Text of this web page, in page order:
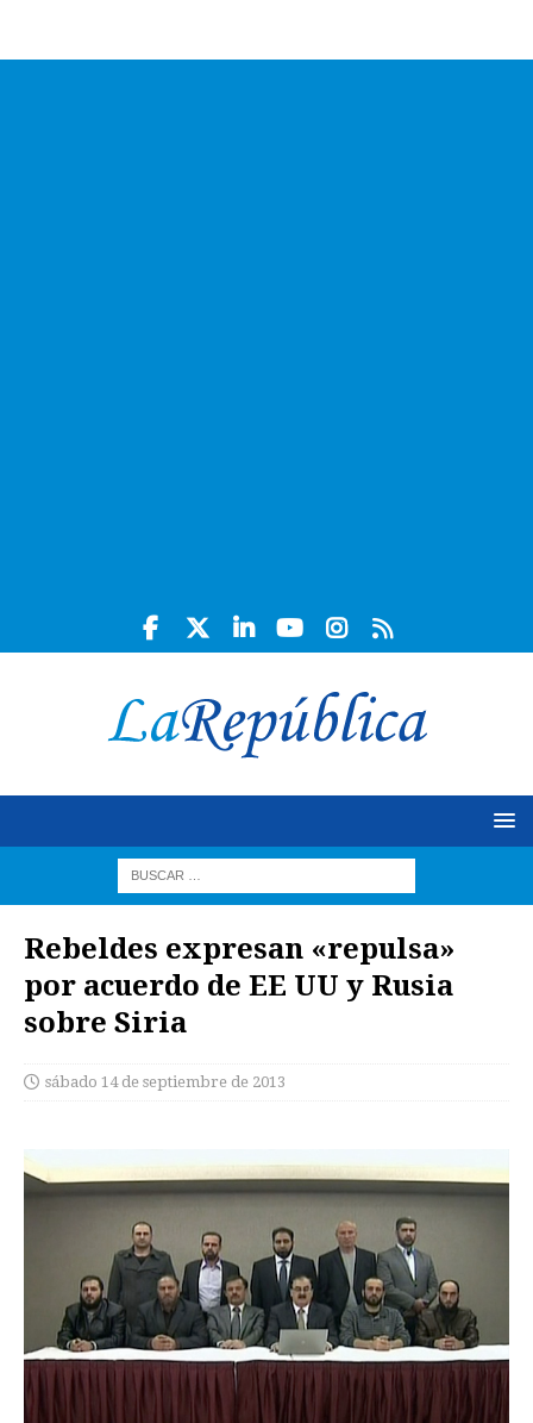
Rebeldes expresan «repulsa»
por acuerdo de EE UU y Rusia
sobre Siria
sábado 14 de septiembre de 2013